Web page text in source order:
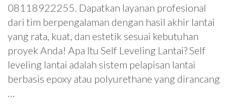
08118922255. Dapatkan layanan profesional
dari tim berpengalaman dengan hasil akhir lantai
yang rata, kuat, dan estetik sesuai kebutuhan
proyek Anda! Apa Itu Self Leveling Lantai? Self
leveling lantai adalah sistem pelapisan lantai
berbasis epoxy atau polyurethane yang dirancang
…